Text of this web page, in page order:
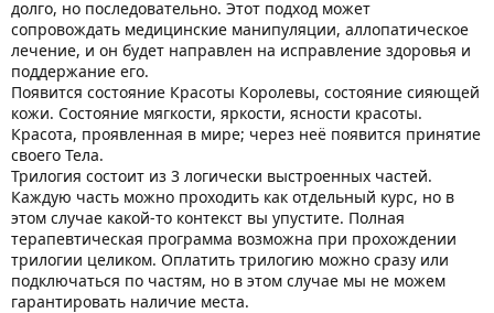
долго, но последовательно. Этот подход может
сопровождать медицинские манипуляции, аллопатическое
лечение, и он будет направлен на исправление здоровья и
поддержание его.
Появится состояние Красоты Королевы, состояние сияющей
кожи. Состояние мягкости, яркости, ясности красоты.
Красота, проявленная в мире; через неё появится принятие
своего Тела.
Трилогия состоит из 3 логически выстроенных частей.
Каждую часть можно проходить как отдельный курс, но в
этом случае какой-то контекст вы упустите. Полная
терапевтическая программа возможна при прохождении
трилогии целиком. Оплатить трилогию можно сразу или
подключаться по частям, но в этом случае мы не можем
гарантировать наличие места.